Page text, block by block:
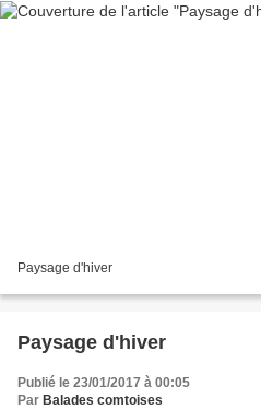
Paysage d'hiver
Paysage d'hiver
Publié le 23/01/2017 à 00:05
Par Balades comtoises